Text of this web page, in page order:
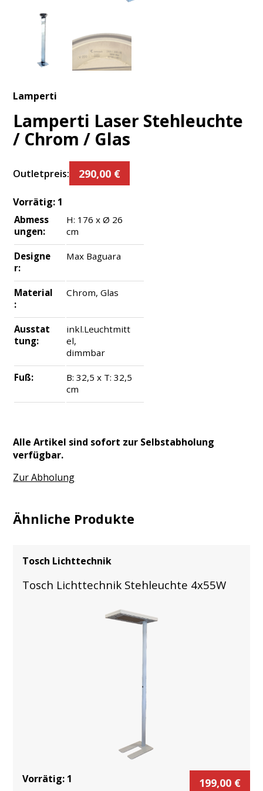
Lamperti
Lamperti Laser Stehleuchte
/ Chrom / Glas
Outletpreis: 290,00 €
Vorrätig: 1
Abmess
ungen:
H: 176 x Ø 26
cm
Designe
r:
Max Baguara
Material
:
Chrom, Glas
Ausstat
tung:
inkl.Leuchtmitt
el,
dimmbar
Fuß:
B: 32,5 x T: 32,5
cm
Alle Artikel sind sofort zur Selbstabholung
verfügbar.
Zur Abholung
Ähnliche Produkte
Tosch Lichttechnik
Tosch Lichttechnik Stehleuchte 4x55W
Vorrätig: 1 199,00 €